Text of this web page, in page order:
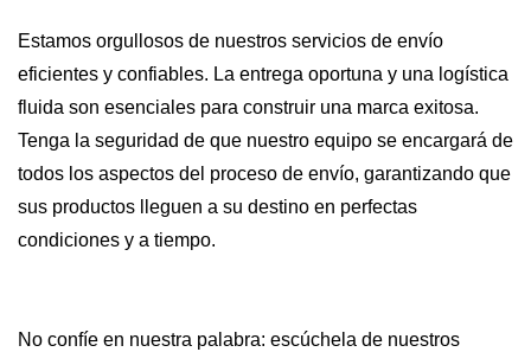
Estamos orgullosos de nuestros servicios de envío
eficientes y confiables. La entrega oportuna y una logística
fluida son esenciales para construir una marca exitosa.
Tenga la seguridad de que nuestro equipo se encargará de
todos los aspectos del proceso de envío, garantizando que
sus productos lleguen a su destino en perfectas
condiciones y a tiempo.
No confíe en nuestra palabra: escúchela de nuestros